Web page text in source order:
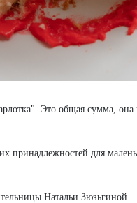
Это общая сумма,
принадлежностей для
Натальи Зюзьгиной